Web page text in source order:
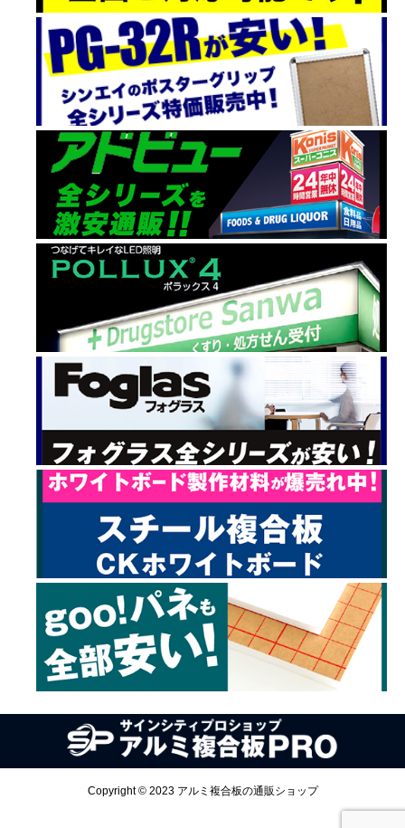
Copyright © 2023 アルミ複合板の通販ショップ